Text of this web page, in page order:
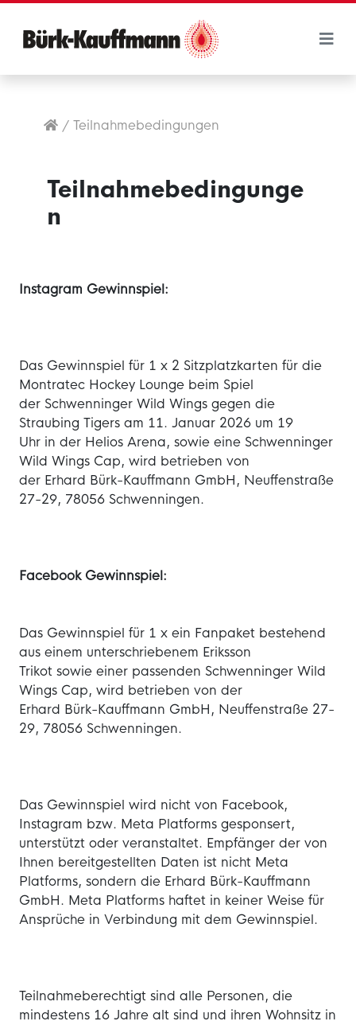
/Teilnahmebedingungen
Teilnahmebedingunge
n
Instagram Gewinnspiel:
Das Gewinnspiel für 1 x 2 Sitzplatzkarten für die
Montratec Hockey Lounge beim Spiel
der Schwenninger Wild Wings gegen die
Straubing Tigers am 11. Januar 2026 um 19
Uhr in der Helios Arena, sowie eine Schwenninger
Wild Wings Cap, wird betrieben von
der Erhard Bürk-Kauffmann GmbH, Neuffenstraße
27-29, 78056 Schwenningen.
Facebook Gewinnspiel:
Das Gewinnspiel für 1 x ein Fanpaket bestehend
aus einem unterschriebenem Eriksson
Trikot sowie einer passenden Schwenninger Wild
Wings Cap, wird betrieben von der
Erhard Bürk-Kauffmann GmbH, Neuffenstraße 27-
29, 78056 Schwenningen.
Das Gewinnspiel wird nicht von Facebook,
Instagram bzw. Meta Platforms gesponsert,
unterstützt oder veranstaltet. Empfänger der von
Ihnen bereitgestellten Daten ist nicht Meta
Platforms, sondern die Erhard Bürk-Kauffmann
GmbH. Meta Platforms haftet in keiner Weise für
Ansprüche in Verbindung mit dem Gewinnspiel.
Teilnahmeberechtigt sind alle Personen, die
mindestens 16 Jahre alt sind und ihren Wohnsitz in